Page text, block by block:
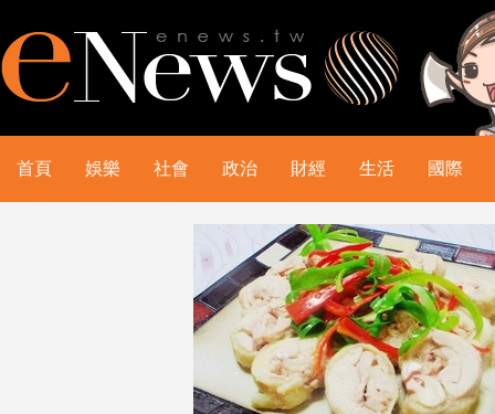
首頁 娛樂 社會 政治 財經 生活 國際